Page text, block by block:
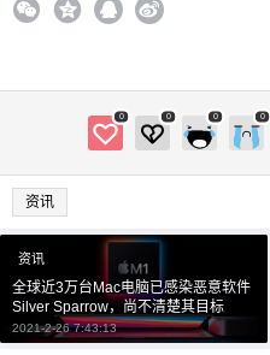
0 0 0 0
资讯
资讯
全球近3万台Mac电脑已感染恶意软件
Silver Sparrow，尚不清楚其目标
2021-2-26 7:43:13